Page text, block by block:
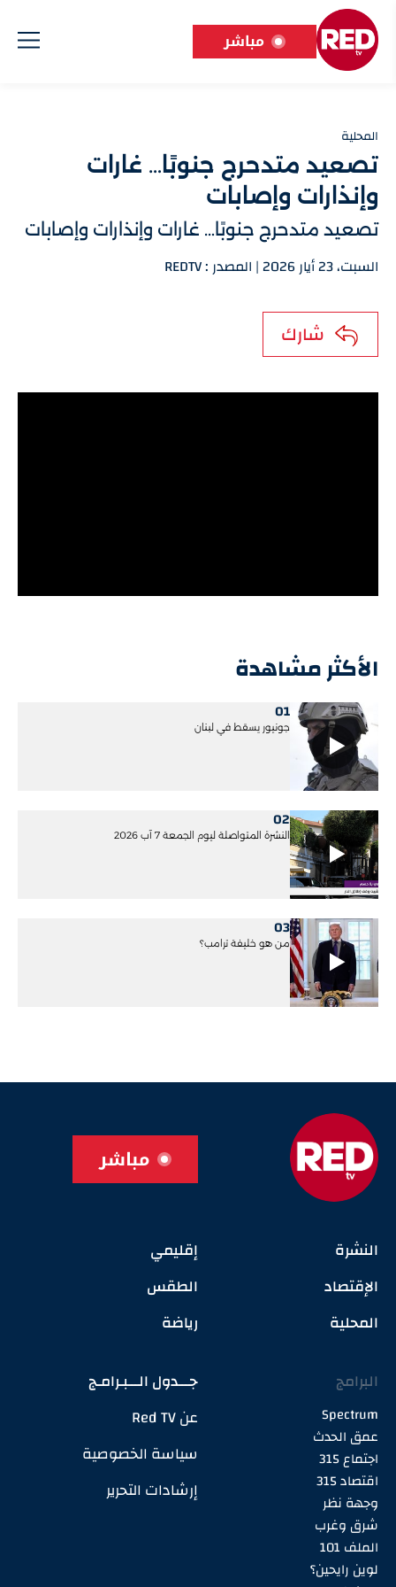
مباشر
المحلية
تصعيد متدحرج جنوبًا… غارات
وإنذارات وإصابات
تصعيد متدحرج جنوبًا… غارات وإنذارات وإصابات
السبت، 23 أيار 2026 | المصدر : REDTV
شارك
الأكثر مشاهدة
01
جونيور يسقط في لبنان
02
النشرة المتواصلة ليوم الجمعة 7 آب 2026
03
من هو خليفة ترامب؟
مباشر
النشرة
الإقتصاد
المحلية
إقليمي
الطقس
رياضة
البرامج
Spectrum
عمق الحدث
اجتماع 315
اقتصاد 315
وجهة نظر
شرق وغرب
الملف 101
لوين رايحين؟
جـــدول الـــبـرامـج
عن Red TV
سياسة الخصوصية
إرشادات التحرير